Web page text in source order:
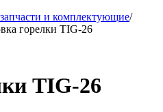
и комплектующие/
горелки TIG-26
TIG-26